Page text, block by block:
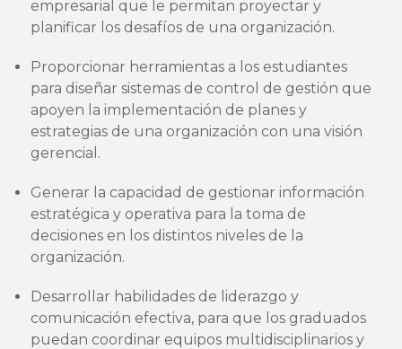
empresarial que le permitan proyectar y
planificar los desafíos de una organización.
Proporcionar herramientas a los estudiantes
para diseñar sistemas de control de gestión que
apoyen la implementación de planes y
estrategias de una organización con una visión
gerencial.
Generar la capacidad de gestionar información
estratégica y operativa para la toma de
decisiones en los distintos niveles de la
organización.
Desarrollar habilidades de liderazgo y
comunicación efectiva, para que los graduados
puedan coordinar equipos multidisciplinarios y